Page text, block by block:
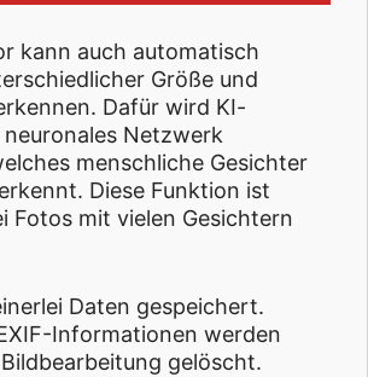
kann auch automatisch
Größe und
Dafür wird KI-
Netzwerk
menschliche Gesichter
Diese Funktion ist
Fotos mit vielen Gesichtern
Daten gespeichert.
Informationen werden
gelöscht.